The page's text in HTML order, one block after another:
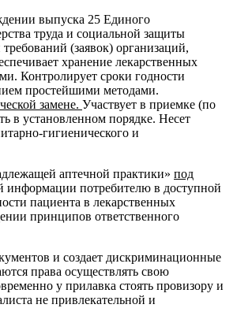
выпуска 25 Единого
труда и социальной защиты
(заявок) организаций,
хранение лекарственных
Контролирует сроки годности
простейшими методами.
замене. Участвует в приемке (по
в установленном порядке. Несет
гигиенического и
аптечной практики» под
информации потребителю в доступной
пациента в лекарственных
принципов ответственного
и создает дискриминационные
права осуществлять свою
у прилавка стоять провизору и
не привлекательной и